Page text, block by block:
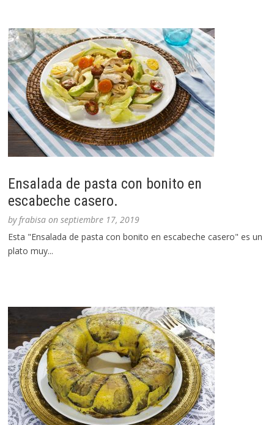
Ensalada de pasta con bonito en
escabeche casero.
byfrabisa onseptiembre 17, 2019
Esta "Ensalada de pasta con bonito en escabeche casero" es un
plato muy...